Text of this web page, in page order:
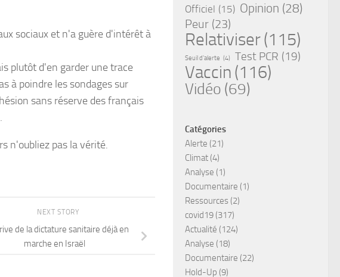
sociaux et n'a guère d'intérêt à
plutôt d'en garder une trace
à poindre les sondages sur
sans réserve des français
n'oubliez pas la vérité.
NEXT STORY
de la dictature sanitaire déjà en
marche en Israël
Officiel (15) Opinion (28)
Peur (23)
Relativiser(115)
Seuil d'alerte (4) Test PCR (19)
Vaccin (116)
Vidéo (69)
Catégories
Alerte (21)
Climat (4)
Analyse (1)
Documentaire (1)
Ressources (2)
covid19 (317)
Actualité (124)
Analyse (18)
Documentaire (22)
Hold-Up (9)